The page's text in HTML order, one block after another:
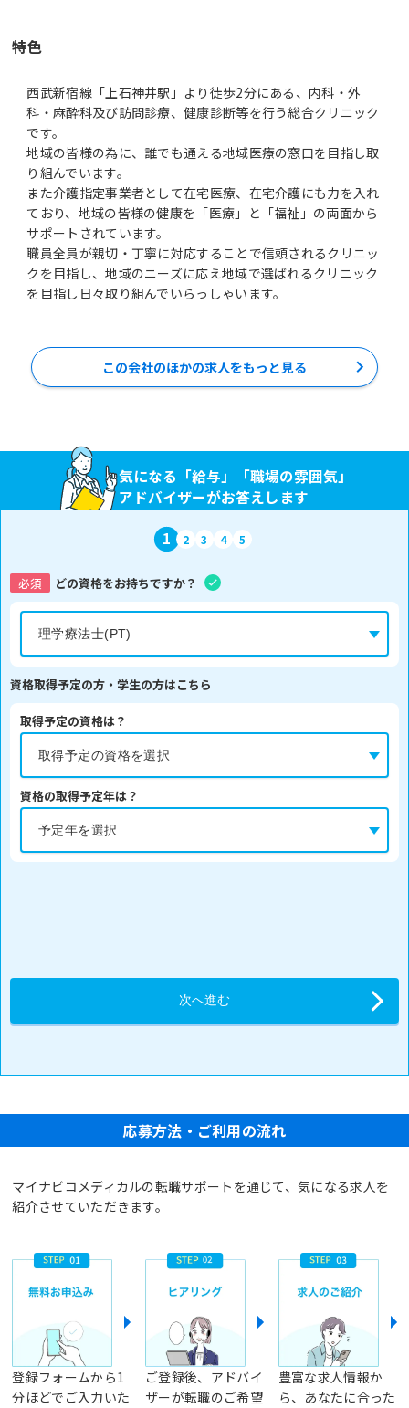
特色
西武新宿線「上石神井駅」より徒歩2分にある、内科・外
科・麻酔科及び訪問診療、健康診断等を行う総合クリニック
です。
地域の皆様の為に、誰でも通える地域医療の窓口を目指し取
り組んでいます。
また介護指定事業者として在宅医療、在宅介護にも力を入れ
ており、地域の皆様の健康を「医療」と「福祉」の両面から
サポートされています。
職員全員が親切・丁寧に対応することで信頼されるクリニッ
クを目指し、地域のニーズに応え地域で選ばれるクリニック
を目指し日々取り組んでいらっしゃいます。
この会社のほかの求人をもっと見る
気になる「給与」「職場の雰囲気」
アドバイザーがお答えします
1 2 3 4 5
必須 どの資格をお持ちですか？
資格取得予定の方・学生の方はこちら
取得予定の資格は？
資格の取得予定年は？
応募方法・ご利用の流れ
マイナビコメディカルの転職サポートを通じて、気になる求人を
紹介させていただきます。
登録フォームから1
分ほどでご入力いた
ご登録後、アドバイ
ザーが転職のご希望
豊富な求人情報か
ら、あなたに合った